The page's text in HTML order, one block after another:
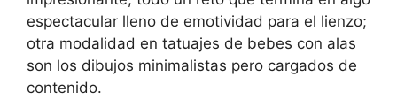
espectacular lleno de emotividad para el lienzo;
otra modalidad en tatuajes de bebes con alas
son los dibujos minimalistas pero cargados de
contenido.